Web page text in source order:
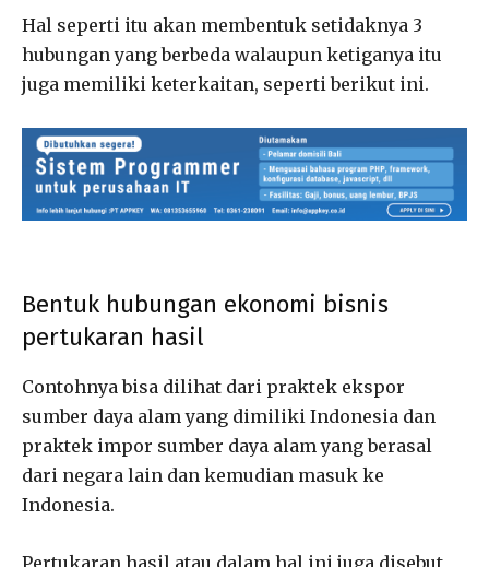
Hal seperti itu akan membentuk setidaknya 3
hubungan yang berbeda walaupun ketiganya itu
juga memiliki keterkaitan, seperti berikut ini.
Bentuk hubungan ekonomi bisnis
pertukaran hasil
Contohnya bisa dilihat dari praktek ekspor
sumber daya alam yang dimiliki Indonesia dan
praktek impor sumber daya alam yang berasal
dari negara lain dan kemudian masuk ke
Indonesia.
Pertukaran hasil atau dalam hal ini juga disebut